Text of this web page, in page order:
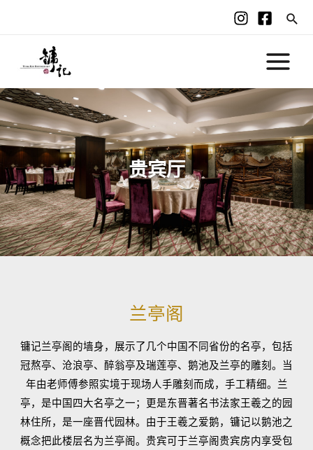
贵宾厅
兰亭阁
镛记兰亭阁的墙身，展示了几个中国不同省份的名亭，包括
冠熬亭、沧浪亭、醉翁亭及瑞莲亭、鹅池及兰亭的雕刻。当
年由老师傅参照实境于现场人手雕刻而成，手工精细。兰
亭，是中国四大名亭之一；更是东晋著名书法家王羲之的园
林住所，是一座晋代园林。由于王羲之爱鹅，镛记以鹅池之
概念把此楼层名为兰亭阁。贵宾可于兰亭阁贵宾房内享受包